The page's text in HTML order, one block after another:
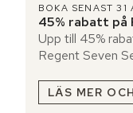
BOKA SENAST 31
45% rabatt på
Upp till 45%
Regent Seven
LÄS MER